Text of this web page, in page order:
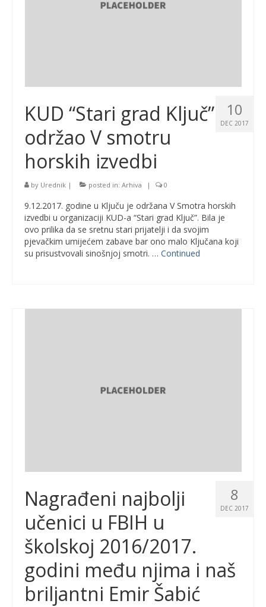
10
DEC 2017
KUD “Stari grad Ključ”
održao V smotru
horskih izvedbi
by Urednik | posted in: Arhiva | 0
9.12.2017. godine u Ključu je održana V Smotra horskih
izvedbi u organizaciji KUD-a “Stari grad Ključ”. Bila je
ovo prilika da se sretnu stari prijatelji i da svojim
pjevačkim umijećem zabave bar ono malo Ključana koji
su prisustvovali sinošnjoj smotri. … Continued
8
DEC 2017
Nagrađeni najbolji
učenici u FBIH u
školskoj 2016/2017.
godini među njima i naš
briljantni Emir Šabić